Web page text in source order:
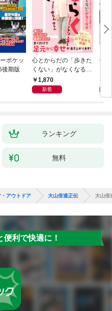
ポケッ
期版
心とからだの「歩きた
くない」がなくなる
らせん流 ゆるらく歩
き
1,870
新着
剣
ランキング
無料
・アウトドア 大山倍達正伝 大山倍
便利で快適に！